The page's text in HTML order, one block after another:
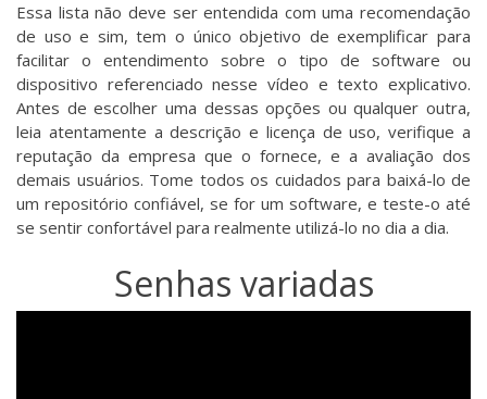
Essa lista não deve ser entendida com uma recomendação
de uso e sim, tem o único objetivo de exemplificar para
facilitar o entendimento sobre o tipo de software ou
dispositivo referenciado nesse vídeo e texto explicativo.
Antes de escolher uma dessas opções ou qualquer outra,
leia atentamente a descrição e licença de uso, verifique a
reputação da empresa que o fornece, e a avaliação dos
demais usuários. Tome todos os cuidados para baixá-lo de
um repositório confiável, se for um software, e teste-o até
se sentir confortável para realmente utilizá-lo no dia a dia.
Senhas variadas